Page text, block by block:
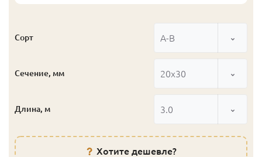
Сорт А-В
Сечение, мм 20x30
Длина, м 3.0
Хотите дешевле?